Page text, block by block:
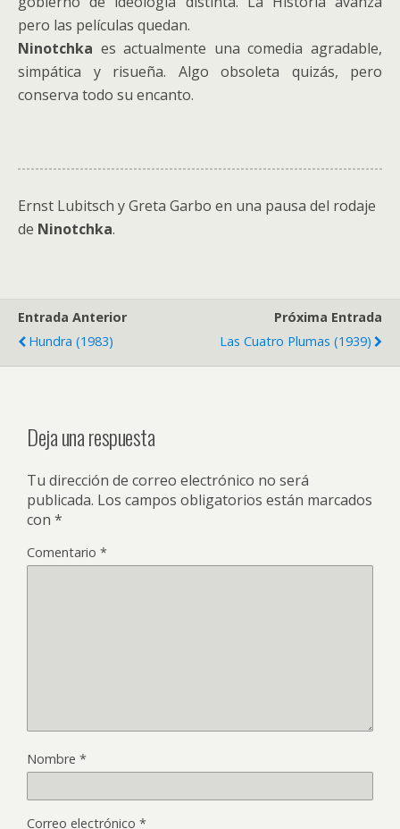
pero las películas quedan.
Ninotchka es actualmente una comedia agradable,
simpática y risueña. Algo obsoleta quizás, pero
conserva todo su encanto.
Ernst Lubitsch y Greta Garbo en una pausa del rodaje
de Ninotchka.
Entrada Anterior
Hundra (1983)
Próxima Entrada
Las Cuatro Plumas (1939)
Deja una respuesta
Tu dirección de correo electrónico no será
publicada. Los campos obligatorios están marcados
con *
Comentario *
Nombre *
Correo electrónico *